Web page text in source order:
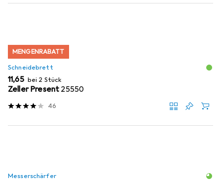
MENGENRABATT
Schneidebrett
EUR
11,65 bei 2 Stück
Zeller Present 25550
46
Messerschärfer